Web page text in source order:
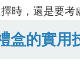
時，還是要考
盒的實用